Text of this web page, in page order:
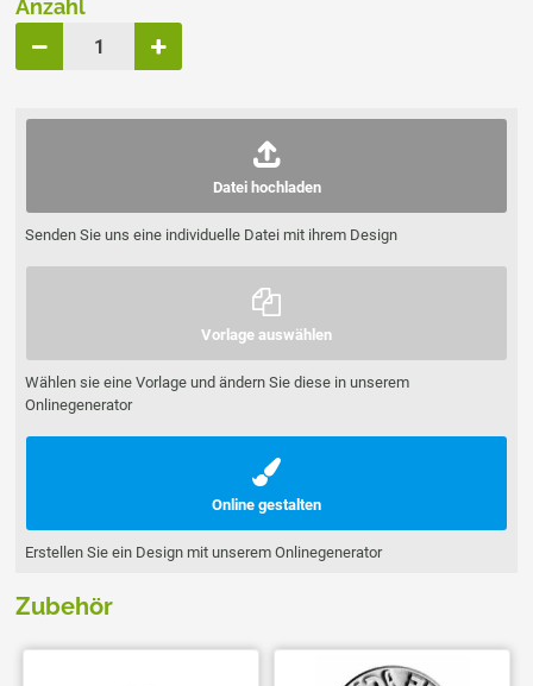
Anzahl
Datei hochladen
Senden Sie uns eine individuelle Datei mit ihrem Design
Vorlage auswählen
Wählen sie eine Vorlage und ändern Sie diese in unserem
Onlinegenerator
Online gestalten
Erstellen Sie ein Design mit unserem Onlinegenerator
Zubehör